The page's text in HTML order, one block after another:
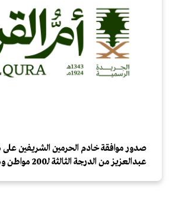
صدور موافقة خادم الحرمين الشريفين على
عبدالعزيز من الدرجة الثالثة لـ200 مواطن ومواطنة